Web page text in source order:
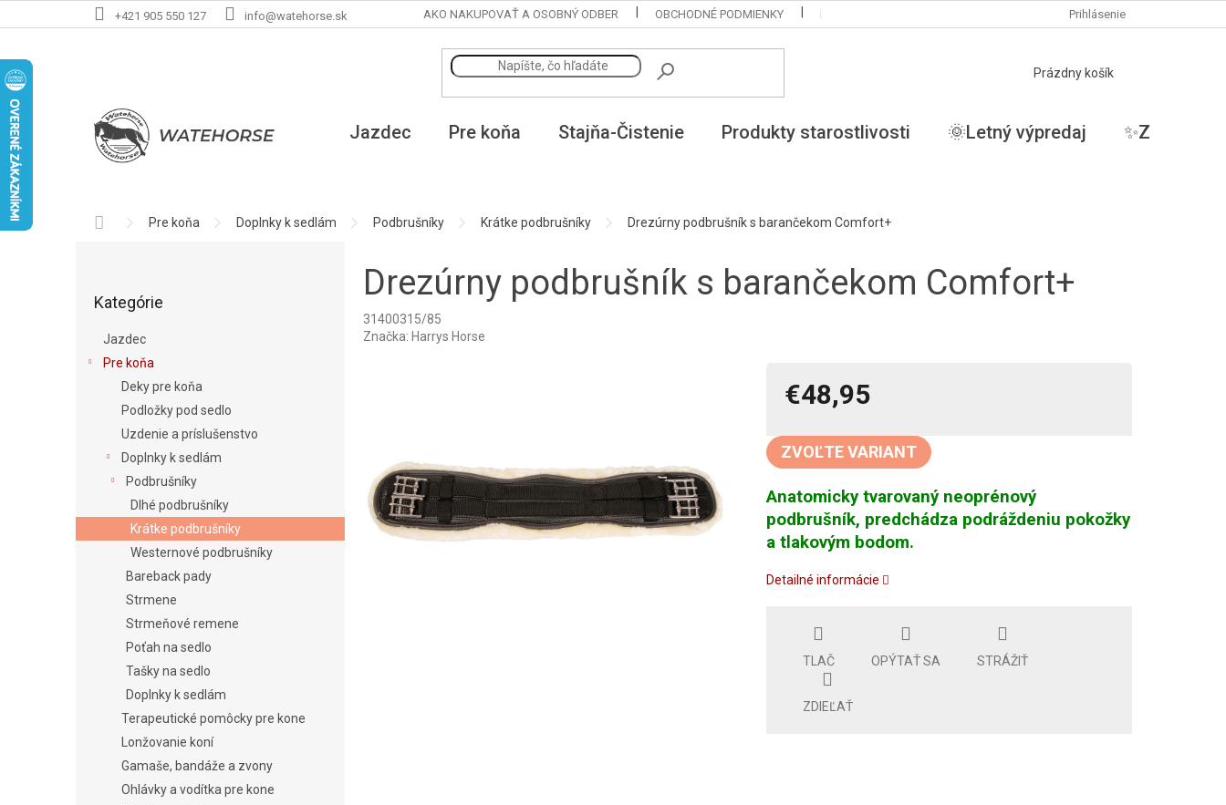
na
+421 905 550 127 info@watehorse.sk AKO NAKUPOVAŤ A OSOBNÝ ODBER OBCHODNÉ PODMIENKY PODMIENKY OCHRANY OSOBNÝCH ÚDAJOV MOJA OBJEDNÁVKA
Prihlásenie
NÁKUPNÝ
Prázdny košík
Jazdec Pre koňa Stajňa-Čistenie Produkty starostlivosti 🌞Letný výpredaj ✨ZĽAVY✨
DomovPre koňa Doplnky k sedlám Podbrušníky Krátke podbrušníky Drezúrny podbrušník s barančekom Comfort+
kategórie
Kategórie
Jazdec
Pre koňa
Deky pre koňa
Podložky pod sedlo
Uzdenie a príslušenstvo
Doplnky k sedlám
Podbrušníky
Dlhé podbrušníky
Krátke podbrušníky
Westernové podbrušníky
Bareback pady
Strmene
Strmeňové remene
Poťah na sedlo
Tašky na sedlo
Doplnky k sedlám
Terapeutické pomôcky pre kone
Lonžovanie koní
Gamaše, bandáže a zvony
Ohlávky a vodítka pre kone
Drezúrny podbrušník s barančekom Comfort+
31400315/85
Značka: Harrys Horse
€48,95
cena:
ZVOĽTE VARIANT
Anatomicky tvarovaný neoprénový
podbrušník, predchádza podráždeniu pokožky
a tlakovým bodom.
Detailné informácie
TLAČ OPÝTAŤ SA STRÁŽIŤ
ZDIEĽAŤ